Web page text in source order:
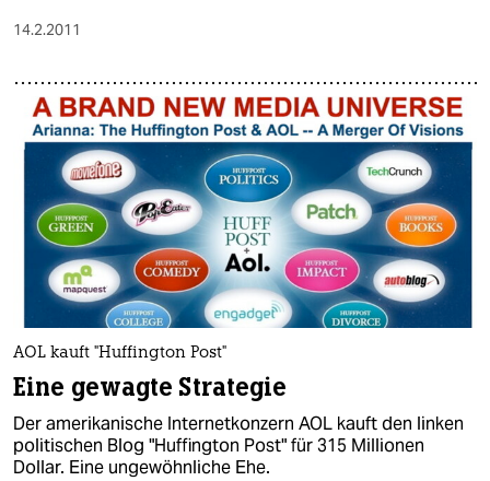
14.2.2011
AOL kauft "Huffington Post"
Eine gewagte Strategie
Der amerikanische Internetkonzern AOL kauft den linken
politischen Blog "Huffington Post" für 315 Millionen
Dollar. Eine ungewöhnliche Ehe.